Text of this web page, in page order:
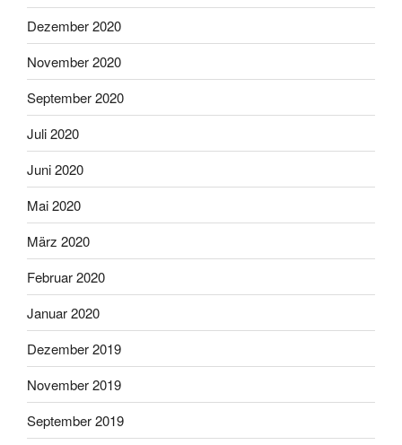
Dezember 2020
November 2020
September 2020
Juli 2020
Juni 2020
Mai 2020
März 2020
Februar 2020
Januar 2020
Dezember 2019
November 2019
September 2019